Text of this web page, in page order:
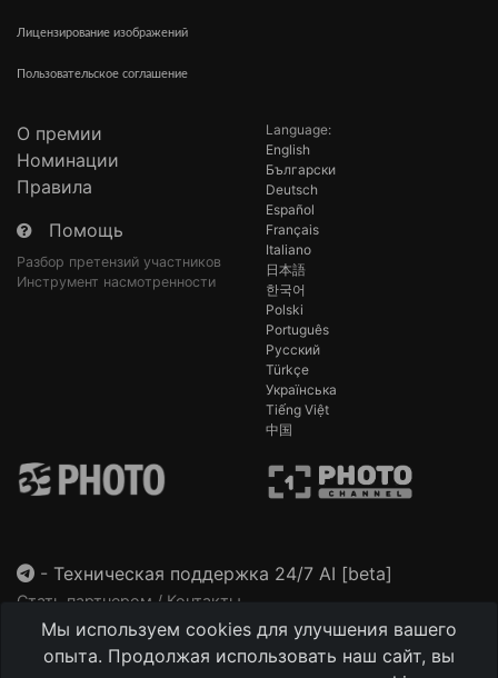
Мы используем cookies для улучшения вашего
опыта. Продолжая использовать наш сайт, вы
Лицензирование изображений
Пользовательское соглашение
О премии
Номинации
Правила
Помощь
Разбор претензий участников
Инструмент насмотренности
Language:
English
Български
Deutsch
Español
Français
Italiano
日本語
한국어
Polski
Português
Русский
Türkçe
Українська
Tiếng Việt
中国
- Техническая поддержка 24/7 AI [beta]
Стать партнером / Контакты
This site is protected by reCAPTCHA and the GooglePrivacy Policyand
Terms of Service